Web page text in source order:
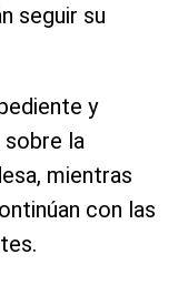
seguir su
y
la
mientras
con las